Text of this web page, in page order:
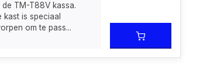
TM-T88V kassa.
kast is speciaal
om te pass...